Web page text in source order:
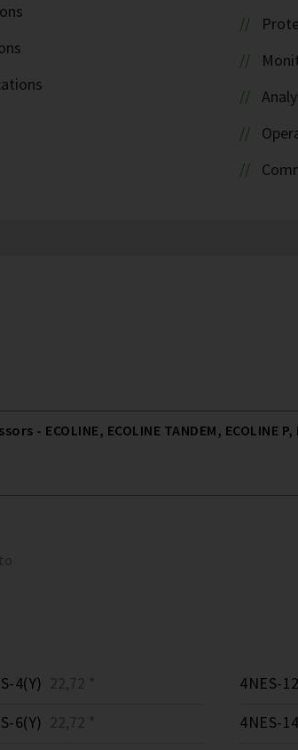
ECOLINE, ECOLINE TANDEM, ECOLINE
4(Y) 22,72 *
6(Y) 22,72 *
4NES-
4NES-